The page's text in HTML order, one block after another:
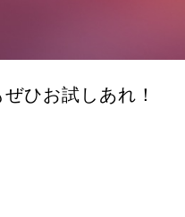
ひお試しあれ！